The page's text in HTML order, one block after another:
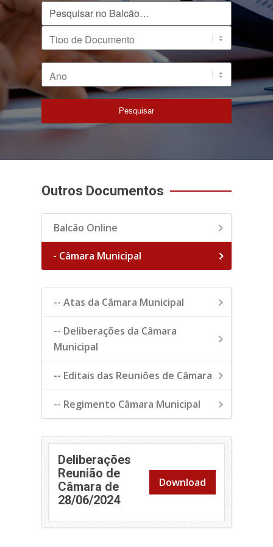
Pesquisar no Balcão
Ano
Pesquisar
Outros Documentos
Balcão Online
- Câmara Municipal
-- Atas da Câmara Municipal
-- Deliberações da Câmara
Municipal
-- Editais das Reuniões de Câmara
-- Regimento Câmara Municipal
Deliberações
Reunião de
Câmara de
28/06/2024
Download